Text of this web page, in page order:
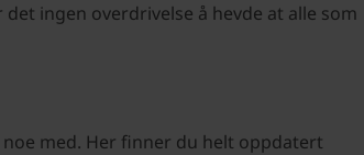
ingen overdrivelse å hevde at alle som
med. Her finner du helt oppdatert